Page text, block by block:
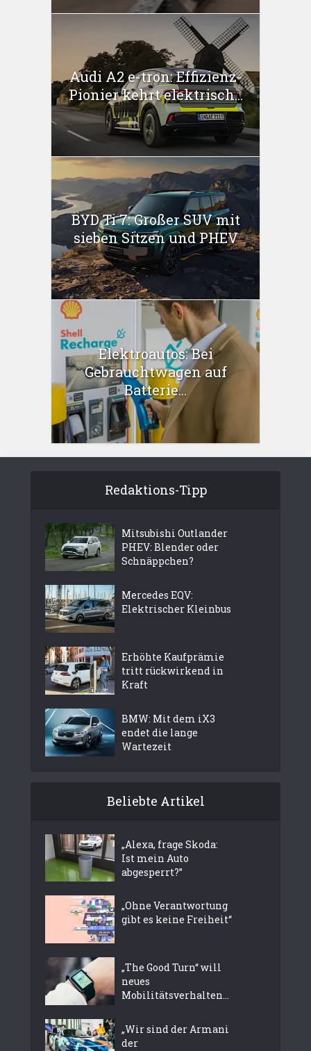
Audi A2 e-tron: Effizienz-
Pionier kehrt elektrisch...
BYD Ti 7: Großer SUV mit
sieben Sitzen und PHEV
Elektroautos: Bei
Gebrauchtwagen auf
Batterie...
Redaktions-Tipp
Mitsubishi Outlander
PHEV: Blender oder
Schnäppchen?
Mercedes EQV:
Elektrischer Kleinbus
Erhöhte Kaufprämie
tritt rückwirkend in
Kraft
BMW: Mit dem iX3
endet die lange
Wartezeit
Beliebte Artikel
„Alexa, frage Skoda:
Ist mein Auto
abgesperrt?”
„Ohne Verantwortung
gibt es keine Freiheit“
„The Good Turn“ will
neues
Mobilitätsverhalten...
„Wir sind der Armani
der